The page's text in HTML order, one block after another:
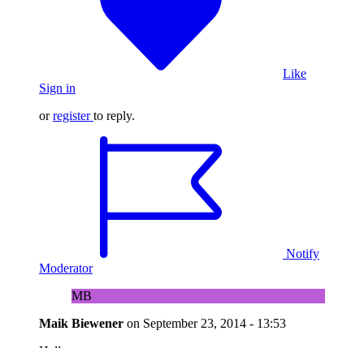
Like
Sign in
orregister to reply.
Notify
Moderator
MB
Maik Biewener on September 23, 2014 - 13:53